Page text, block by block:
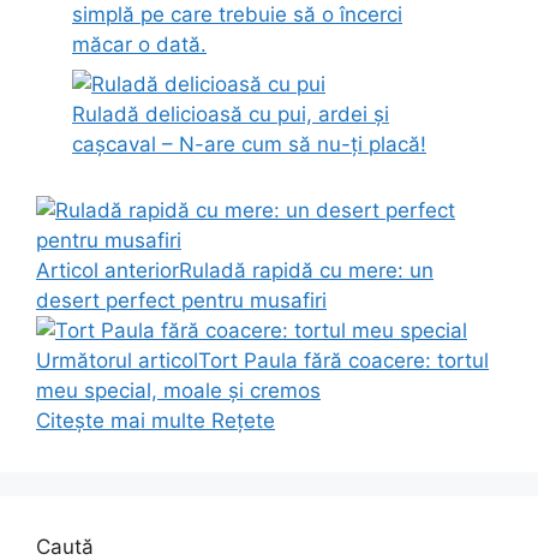
simplă pe care trebuie să o încerci
măcar o dată.
Ruladă delicioasă cu pui, ardei și
cașcaval – N-are cum să nu-ți placă!
Articol anteriorRuladă rapidă cu mere: un
desert perfect pentru musafiri
Următorul articolTort Paula fără coacere: tortul
meu special, moale și cremos
Citește mai multe Rețete
Caută